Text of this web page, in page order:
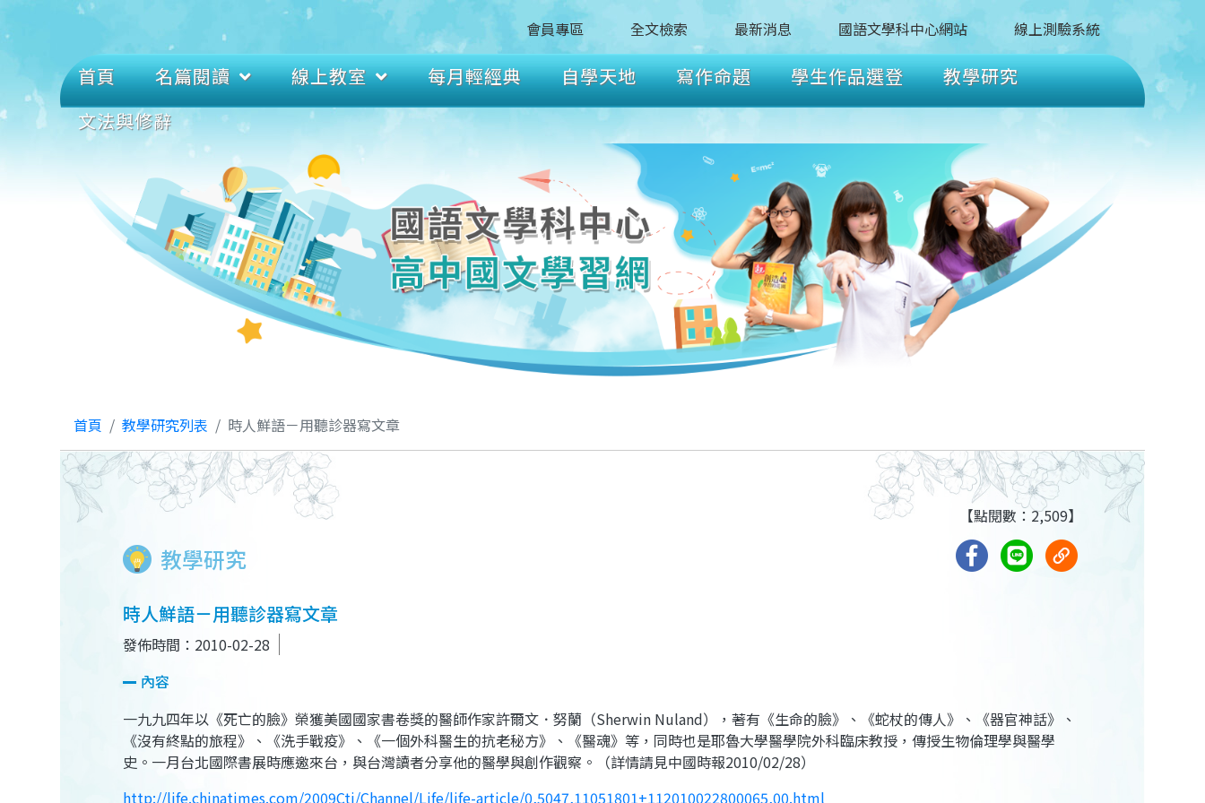
會員專區 全文檢索 最新消息 國語文學科中心網站 線上測驗系統
首頁 名篇閱讀 線上教室 每月輕經典 自學天地 寫作命題 學生作品選登
教學研究
文法與修辭
首頁 教學研究列表 時人鮮語－用聽診器寫文章
教學研究
【點閱數：2,509】
時人鮮語－用聽診器寫文章
發佈時間：2010-02-28
內容
一九九四年以《死亡的臉》榮獲美國國家書卷獎的醫師作家許爾文．努蘭（Sherwin Nuland），著有《生命的臉》、《蛇杖的傳人》、《器官神話》、
《沒有終點的旅程》、《洗手戰疫》、《一個外科醫生的抗老秘方》、《醫魂》等，同時也是耶魯大學醫學院外科臨床教授，傳授生物倫理學與醫學
史。一月台北國際書展時應邀來台，與台灣讀者分享他的醫學與創作觀察。（詳情請見中國時報2010/02/28）
http://life.chinatimes.com/2009Cti/Channel/Life/life-article/0,5047,11051801+112010022800065,00.html